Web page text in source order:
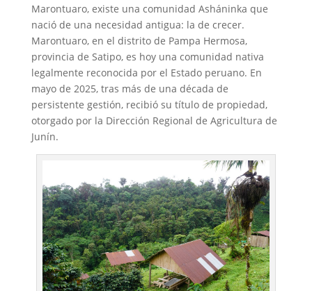
Marontuaro, existe una comunidad Asháninka que
nació de una necesidad antigua: la de crecer.
Marontuaro, en el distrito de Pampa Hermosa,
provincia de Satipo, es hoy una comunidad nativa
legalmente reconocida por el Estado peruano. En
mayo de 2025, tras más de una década de
persistente gestión, recibió su título de propiedad,
otorgado por la Dirección Regional de Agricultura de
Junín.